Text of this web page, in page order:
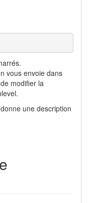
vous envoie dans
modifier la
une description